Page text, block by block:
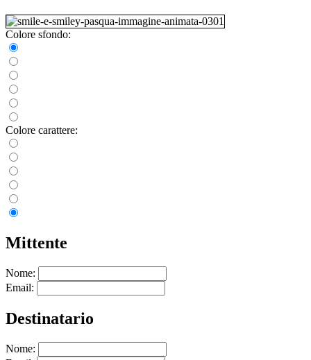
Colore sfondo:
Colore carattere:
Mittente
Nome:
Email:
Destinatario
Nome: